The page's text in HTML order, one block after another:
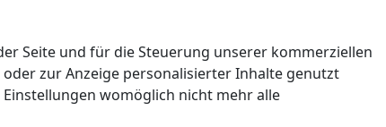
Seite und für die Steuerung unserer kommerziellen
zur Anzeige personalisierter Inhalte genutzt
womöglich nicht mehr alle